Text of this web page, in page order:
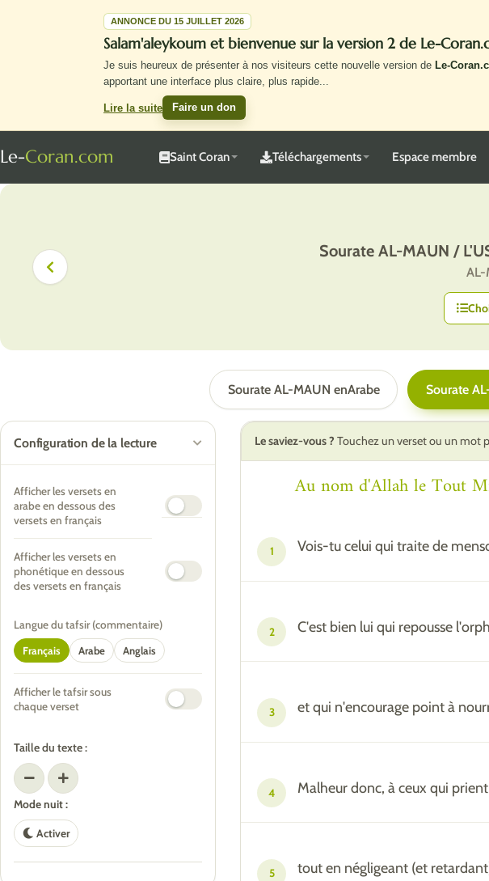
ANNONCE DU 15 JUILLET 2026
Salam'aleykoum et bienvenue sur la version 2 de Le-
Je suis heureux de présenter à nos visiteurs cette nouvelle version de Le-
apportant une interface plus claire, plus rapide...
Lire la suite Faire un don
Le-Coran.com Saint Coran Téléchargements Espace membre
Sourate AL-MAUN /
AL-
Sourate AL-MAUN enArabe Sourate
Configuration de la lecture
Afficher les versets en
arabe en dessous des
versets en français
Afficher les versets en
phonétique en dessous
des versets en français
Langue du tafsir (commentaire)
Français
Arabe Anglais
Afficher le tafsir sous
chaque verset
Taille du texte :
Mode nuit :
Activer
Le saviez-vous ? Touchez un verset ou un mot
Au nom d'Allah le Tout
1 Vois-tu celui qui traite de
2 C'est bien lui qui repousse
3 et qui n'encourage point à
4 Malheur donc, à ceux qui prient
5 tout en négligeant (et